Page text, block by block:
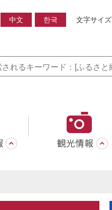
中文 한국 文字サイズ